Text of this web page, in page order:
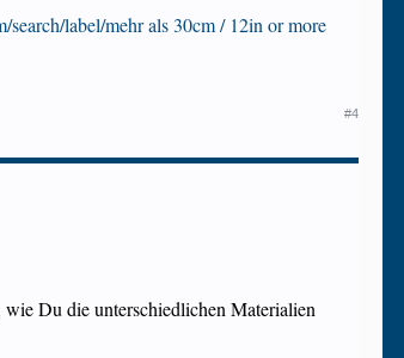
search/label/mehr als 30cm / 12in or more
#4
Du die unterschiedlichen Materialien